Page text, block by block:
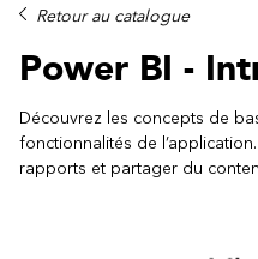
Formations
Campus IA
Sur mesure
À propos
Ressources
Retour au catalogue
Power BI -
Découvrez les concepts de
fonctionnalités de
rapports et partager du